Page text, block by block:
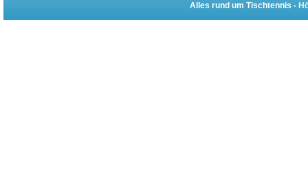
Alles rund um Tischtennis -